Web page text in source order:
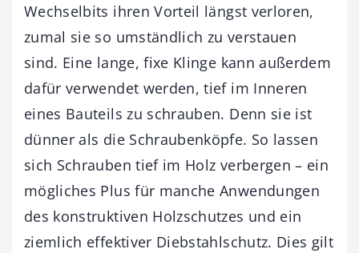
Wechselbits ihren Vorteil längst verloren,
zumal sie so umständlich zu verstauen
sind. Eine lange, fixe Klinge kann außerdem
dafür verwendet werden, tief im Inneren
eines Bauteils zu schrauben. Denn sie ist
dünner als die Schraubenköpfe. So lassen
sich Schrauben tief im Holz verbergen – ein
mögliches Plus für manche Anwendungen
des konstruktiven Holzschutzes und ein
ziemlich effektiver Diebstahlschutz. Dies gilt